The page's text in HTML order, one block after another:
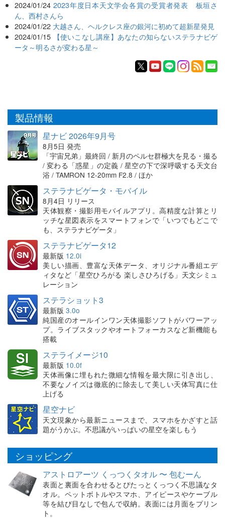
2024/01/24 2023年度日本天文学会各賞の受賞者発表 板垣さ
ん、西村さんら
2024/01/22 大越さん、ヘルクレス座の銀河に初めて超新星発見
2024/01/15
【使いこなし講座】あなたの知らないステラナビゲ
ータ～明るさが変わる星～
製品情報
星ナビ 2026年9月号
8月5日 発売
「宇宙兄弟」最終回 / 新月のペルセ群極大を見る・撮る
/ 変わる「惑星」の定義 / 星空の下で深呼吸する天文台
浴 / TAMRON 12-20mm F2.8 / ほか
ステラナビゲータ・モバイル
8月4日 リリース
天体観察・撮影用モバイルアプリ。高精度な計算とリ
ッチな星図表示をスマートフォンで「いつでもどこで
も、ステラナビゲータ」
ステラナビゲータ12
最新版 12.0i
美しい描画、豊富な天体データ、オリジナル番組エデ
ィタなど「星空ひろがる 楽しさひろげる」天文シミュ
レーション
ステラショット3
最新版 3.0o
純国産のオールインワン天体撮影ソフトがパワーアッ
プ。ライブスタックやオートフォーカスなど新機能も
搭載
ステライメージ10
最新版 10.0f
天体画像に埋もれた微細な情報を最大限に引き出し、
不要なノイズは徹底的に除去して美しい天体写真に仕
上げる
星空ナビ
天文現象から最新ニュースまで、スマホをかざすと話
題がうかぶ。不思議がいっぱいの星空を楽しもう
ショッピング
アストロアーツ くっつくタオル 〜 包むーん
表面と裏面を合わせるとぴたっとくっつく不思議なタ
オル。ペットボトルやスマホ、アイピースやケーブル
等を結び目なしで包んで収納。表面には月面をプリン
ト。